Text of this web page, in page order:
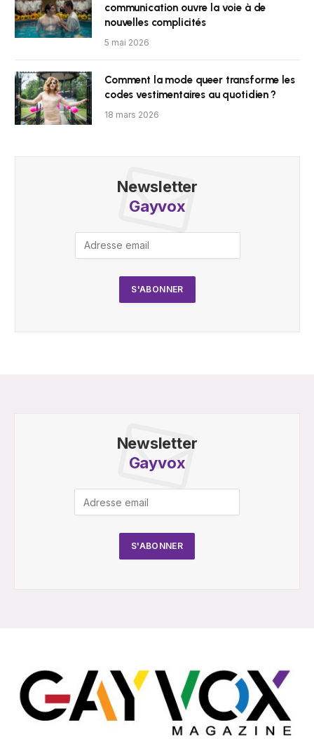
communication ouvre la voie à de
nouvelles complicités
5 mai 2026
Comment la mode queer transforme les
codes vestimentaires au quotidien ?
18 mars 2026
Newsletter
Gayvox
Newsletter
Gayvox